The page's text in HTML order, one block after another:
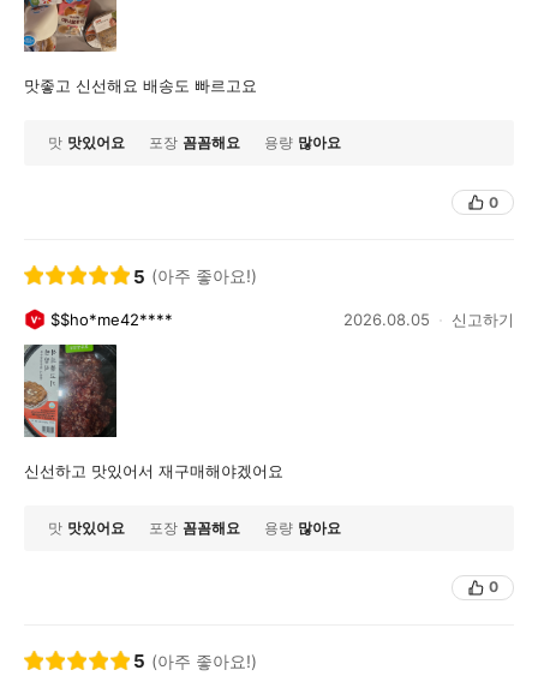
맛좋고 신선해요 배송도 빠르고요
맛 맛있어요 포장 꼼꼼해요 용량 많아요
0
5 (아주 좋아요!)
$$ho*me42**** 2026.08.05 신고하기
신선하고 맛있어서 재구매해야겠어요
맛 맛있어요 포장 꼼꼼해요 용량 많아요
0
5 (아주 좋아요!)